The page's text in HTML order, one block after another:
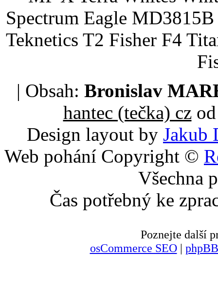
Spectrum Eagle
Teknetics T2 Fisher F4
| Obsah: Bronislav
hantec (tečka) czod
Design layout by Jakub
Web pohání Copyright ©
Všechna
Čas potřebný ke
Poznejte další
osCommerce SEO|